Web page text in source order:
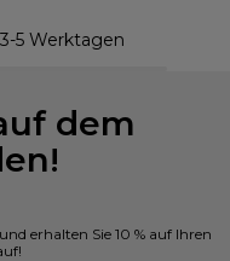
5 Werktagen
dem
erhalten Sie 10 % auf Ihren